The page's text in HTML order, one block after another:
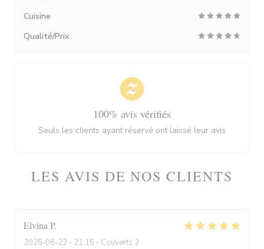
LES AVIS DE NOS CLIENTS
Elvina P
2025-08-22 - 21:15 - Couverts 2
Cuisine
Qualité/Prix
100% avis vérifiés
Seuls les clients ayant réservé ont laissé leur avis